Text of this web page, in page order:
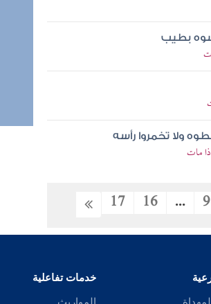
بطيب
ولا تخمروا رأسه
مات
9
...
16
17
خدمات تفاعلية